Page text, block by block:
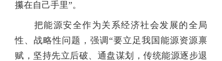
攥在自己手里”。
把能源安全作为关系经济社会发展的全局
性、战略性问题，强调“要立足我国能源资源禀
赋，坚持先立后破、通盘谋划，传统能源逐步退